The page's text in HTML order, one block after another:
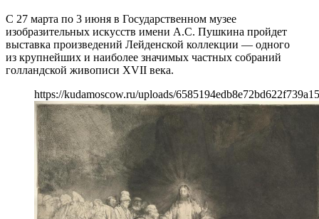
С 27 марта по 3 июня в Государственном музее
изобразительных искусств имени А.С. Пушкина пройдет
выставка произведений Лейденской коллекции — одного
из крупнейших и наиболее значимых частных собраний
голландской живописи XVII века.
https://kudamoscow.ru/uploads/